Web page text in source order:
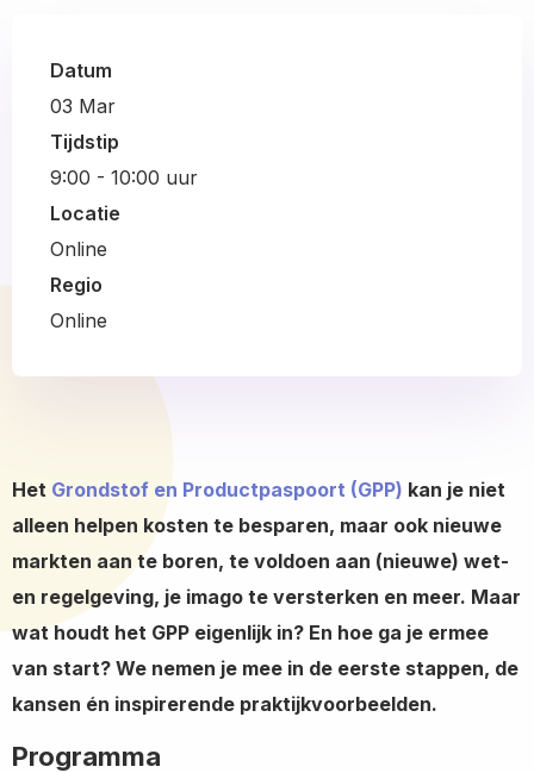
Datum
03 Mar
Tijdstip
9:00 - 10:00 uur
Locatie
Online
Regio
Online
Het Grondstof en Productpaspoort (GPP) kan je niet
alleen helpen kosten te besparen, maar ook nieuwe
markten aan te boren, te voldoen aan (nieuwe) wet-
en regelgeving, je imago te versterken en meer. Maar
wat houdt het GPP eigenlijk in? En hoe ga je ermee
van start? We nemen je mee in de eerste stappen, de
kansen én inspirerende praktijkvoorbeelden.
Programma